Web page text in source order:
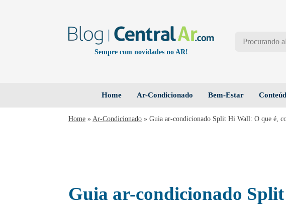
Sempre com novidades no AR!
Home Ar-Condicionado Bem-Estar
Home » Ar-Condicionado » Guia ar-condicionado Split Hi Wall: O que é,
Guia ar-condicionado